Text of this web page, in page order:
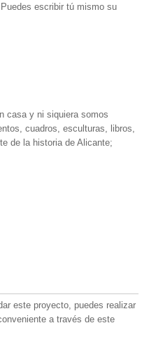
escribir tú mismo su
casa y ni siquiera somos
cuadros, esculturas, libros,
de la historia de Alicante;
este proyecto, puedes realizar
a través de este